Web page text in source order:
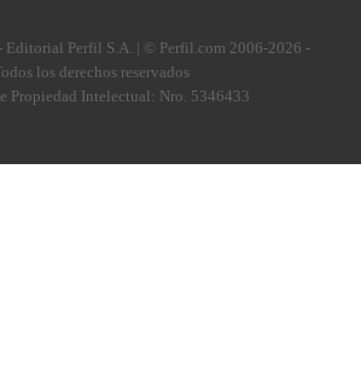
Editorial Perfil S.A. | © Perfil.com 2006-2026 -
los derechos reservados
Propiedad Intelectual: Nro. 5346433